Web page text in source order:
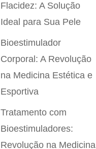
Flacidez: A Solução
Ideal para Sua Pele
Bioestimulador
Corporal: A Revolução
na Medicina Estética e
Esportiva
Tratamento com
Bioestimuladores:
Revolução na Medicina